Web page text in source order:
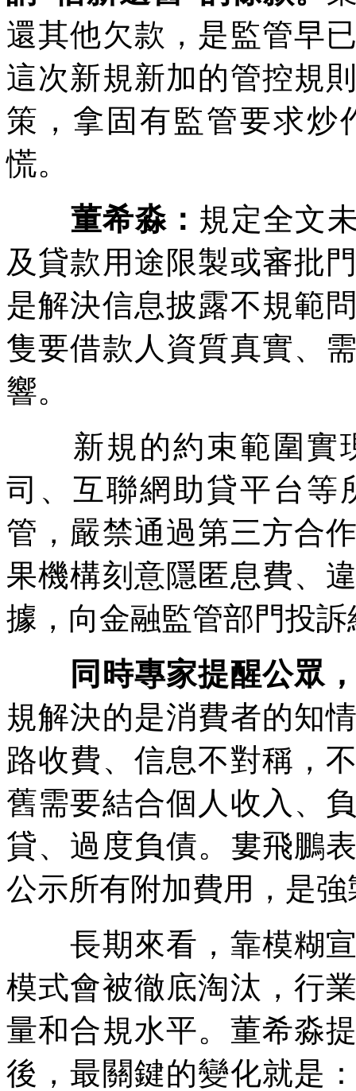
還其他欠款，是監管早
這次新規新加的管控規
策，拿固有監管要求炒
慌。
董希淼： 規定全文
及貸款用途限製或審批
是解決信息披露不規範
隻要借款人資質真實、
響。
新規的約束範圍實
司、互聯網助貸平台等
管，嚴禁通過第三方合
果機構刻意隱匿息費、
據，向金融監管部門投訴
同時專家提醒公眾，
規解決的是消費者的知
路收費、信息不對稱，
舊需要結合個人收入、
貸、過度負債。婁飛鵬
公示所有附加費用，是
長期來看，靠模糊宣
模式會被徹底淘汰，行
量和合規水平。董希淼
後，最關鍵的變化就是